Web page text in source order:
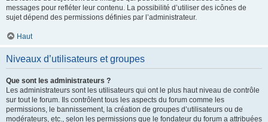
messages pour refléter leur contenu. La possibilité d’utiliser des icônes de
sujet dépend des permissions définies par l’administrateur.
Haut
Niveaux d’utilisateurs et groupes
Que sont les administrateurs ?
Les administrateurs sont les utilisateurs qui ont le plus haut niveau de contrôle
sur tout le forum. Ils contrôlent tous les aspects du forum comme les
permissions, le bannissement, la création de groupes d’utilisateurs ou de
modérateurs, etc., selon les permissions que le fondateur du forum a attribuées